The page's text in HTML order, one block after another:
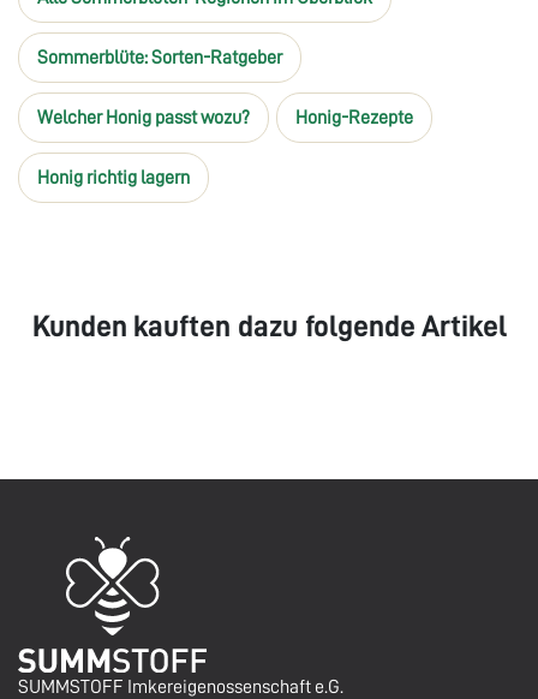
Sommerblüte: Sorten-Ratgeber
Welcher Honig passt wozu? Honig-Rezepte
Honig richtig lagern
Kunden kauften dazu folgende Artikel
SUMMSTOFF Imkereigenossenschaft e.G.